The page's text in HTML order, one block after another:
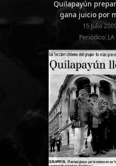
Quilapayún
gana juicio por
15 Julio
Periódico: LA